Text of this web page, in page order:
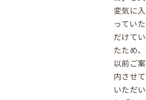
変気に入
っていた
だけてい
たため、
以前ご案
内させて
いただい